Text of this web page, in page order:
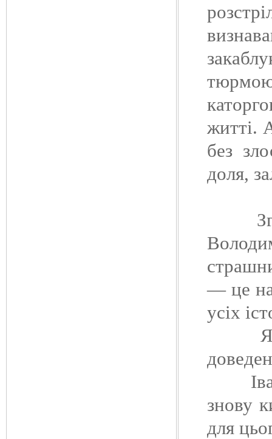
житті.
без
доля,
— це
усіх
Як
Іван
знову
для